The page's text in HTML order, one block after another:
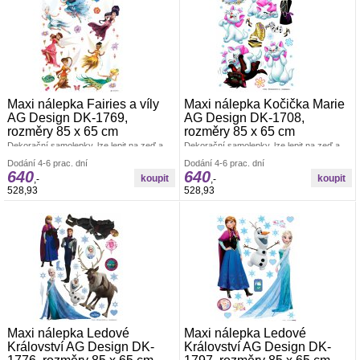
Maxi nálepka Fairies a víly
AG Design DK-1769,
rozměry 85 x 65 cm
Dekorační samolepky, lze lepit na zeď a
x 65 cm. Pokud je pevná zeď, tak lze lepit i
opakovaně. nálepky se aplikují jednotlivě.
Záleží jen na Vás, jak pokojíček
vydekorujete. Materiál bez ftalátů.
Dodání 4-6 prac. dní
640,-
528,93
Maxi nálepka Kočička Marie
AG Design DK-1708,
rozměry 85 x 65 cm
Dekorační samolepky, lze lepit na zeď a
x 65 cm. Pokud je pevná zeď, tak lze lepit i
opakovaně. nálepky se aplikují jednotlivě.
Záleží jen na Vás, jak pokojíček
vydekorujete. Materiál bez ftalátů.
Dodání 4-6 prac. dní
640,-
528,93
Maxi nálepka Ledové
Království AG Design DK-
Maxi nálepka Ledové
Království AG Design DK-